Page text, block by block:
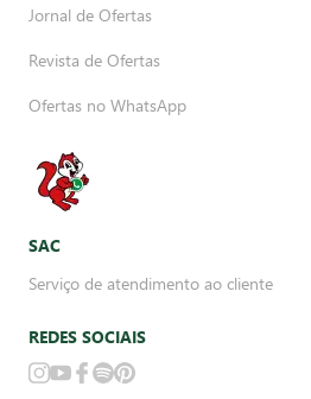
Jornal de Ofertas
Revista de Ofertas
Ofertas no WhatsApp
SAC
Serviço de atendimento ao cliente
REDES SOCIAIS